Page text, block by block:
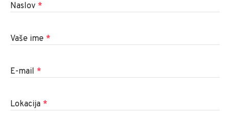
Naslov *
Vaše ime *
E-mail *
Lokacija *